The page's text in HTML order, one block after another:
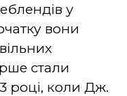
у
вони
стали
році, коли Дж.